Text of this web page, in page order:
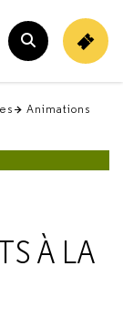
Rechercher
Animations
À LA